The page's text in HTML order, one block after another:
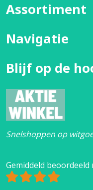
Assortiment
Navigatie
Blijf op de
Snelshoppen op
Gemiddeld beoordeeld